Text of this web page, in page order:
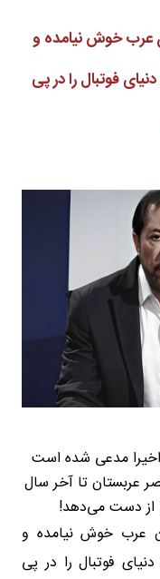
عرب خوش نیامده و
فوتبال را در پی
اخیرا مدعی شده است
عربستان تا آخر سال
از دست می‌دهد!
عرب خوش نیامده و
فوتبال را در پی